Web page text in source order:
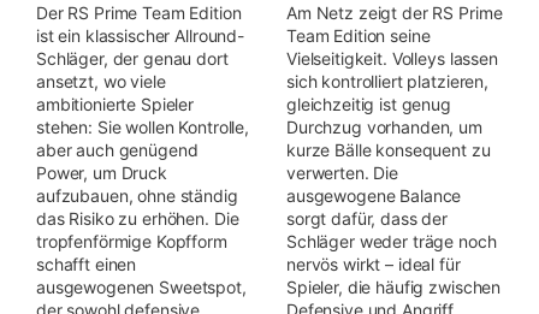
Der RS Prime Team Edition
ist ein klassischer Allround-
Schläger, der genau dort
ansetzt, wo viele
ambitionierte Spieler
stehen: Sie wollen Kontrolle,
aber auch genügend
Power, um Druck
aufzubauen, ohne ständig
das Risiko zu erhöhen. Die
tropfenförmige Kopfform
schafft einen
ausgewogenen Sweetspot,
der sowohl defensive
Am Netz zeigt der RS Prime
Team Edition seine
Vielseitigkeit. Volleys lassen
sich kontrolliert platzieren,
gleichzeitig ist genug
Durchzug vorhanden, um
kurze Bälle konsequent zu
verwerten. Die
ausgewogene Balance
sorgt dafür, dass der
Schläger weder träge noch
nervös wirkt – ideal für
Spieler, die häufig zwischen
Defensive und Angriff